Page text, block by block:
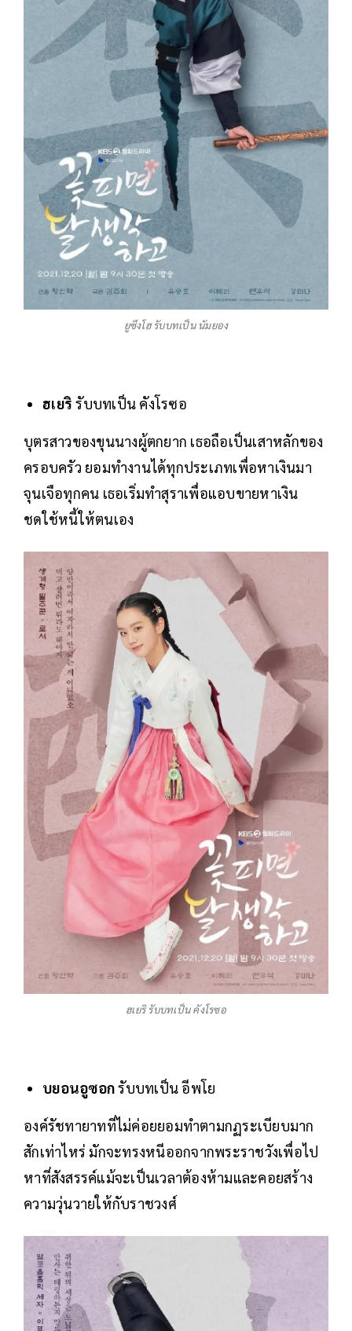
ยูซึงโฮ รับบทเป็น นัมยอง
ฮเยริ รับบทเป็น คังโรซอ
บุตรสาวของขุนนางผู้ตกยาก เธอถือเป็นเสาหลักของ
ครอบครัว ยอมทำงานได้ทุกประเภทเพื่อหาเงินมา
จุนเจือทุกคน เธอเริ่มทำสุราเพื่อแอบขายหาเงิน
ชดใช้หนี้ให้ตนเอง
ฮเยริ รับบทเป็น คังโรซอ
บยอนอูซอกรับบทเป็น อีพโย
องค์รัชทายาทที่ไม่ค่อยยอมทำตามกฏระเบียบมาก
สักเท่าไหร่ มักจะทรงหนีออกจากพระราชวังเพื่อไป
หาที่สังสรรค์แม้จะเป็นเวลาต้องห้ามและคอยสร้าง
ความวุ่นวายให้กับราชวงศ์